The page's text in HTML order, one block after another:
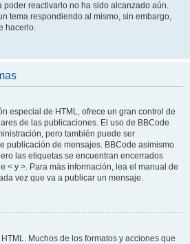
reactivarlo no ha sido alcanzado aún.
tema respondiendo al mismo, sin embargo,
hacerlo.
especial de HTML, ofrece un gran control de
de las publicaciones. El uso de BBCode
pero también puede ser
publicación de mensajes. BBCode asimismo
las etiquetas se encuentran encerrados
< y >. Para más información, lea el manual de
vez que va a publicar un mensaje.
Muchos de los formatos y acciones que